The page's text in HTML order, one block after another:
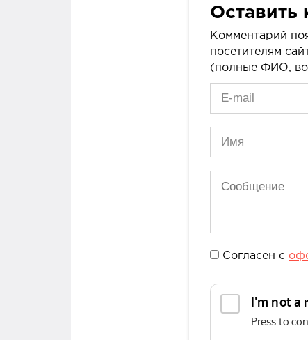
Оставить
Комментарий
посетителям
(полные ФИО,
Согласен с